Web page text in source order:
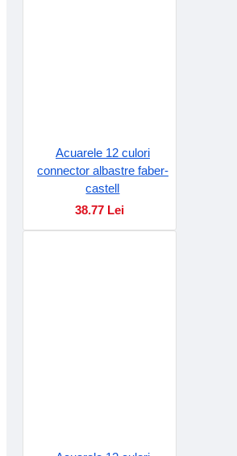
Acuarele 12 culori
connector albastre faber-
castell
38.77 Lei